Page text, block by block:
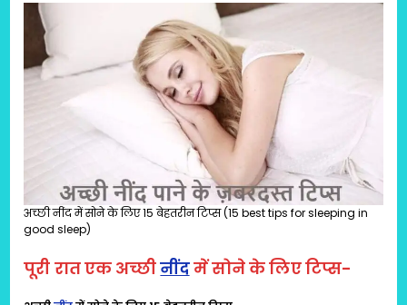
अच्छी नींद में सोने के लिए 15 बेहतरीन टिप्स (15 best tips for sleeping in
good sleep)
पूरी रात एक अच्छीनींदमें सोने के लिए टिप्स-